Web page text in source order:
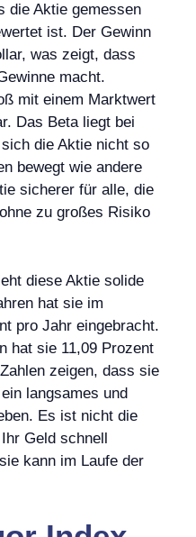
die Aktie gemessen
ist. Der Gewinn
was zeigt, dass
macht.
mit einem Marktwert
Das Beta liegt bei
die Aktie nicht so
bewegt wie andere
sicherer für alle, die
zu großes Risiko
diese Aktie solide
hat sie im
pro Jahr eingebracht.
hat sie 11,09 Prozent
zeigen, dass sie
langsames und
Es ist nicht die
Geld schnell
kann im Laufe der